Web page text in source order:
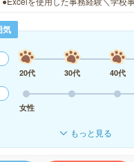
気
20代
30代 40代
女性
もっと見る